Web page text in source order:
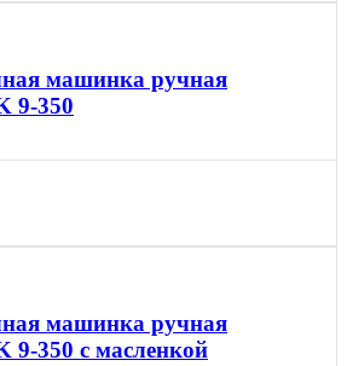
машинка ручная
9-350
машинка ручная
9-350 с масленкой